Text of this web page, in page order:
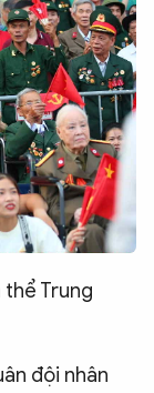
thể Trung
đội nhân